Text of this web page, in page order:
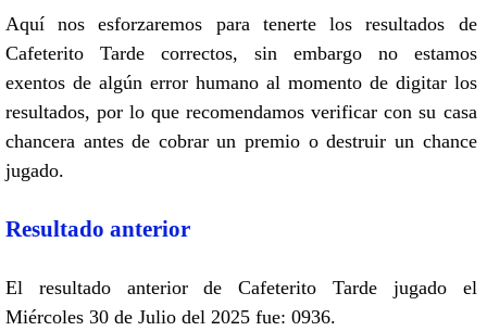
Aquí nos esforzaremos para tenerte los resultados de
Cafeterito Tarde correctos, sin embargo no estamos
exentos de algún error humano al momento de digitar los
resultados, por lo que recomendamos verificar con su casa
chancera antes de cobrar un premio o destruir un chance
jugado.
Resultado anterior
El resultado anterior de Cafeterito Tarde jugado el
Miércoles 30 de Julio del 2025 fue: 0936.